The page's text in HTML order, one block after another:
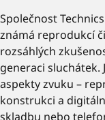
Společnost
známá reprodukcí
rozsáhlých
generaci sluchátek.
aspekty zvuku –
konstrukci a
skladbu nebo